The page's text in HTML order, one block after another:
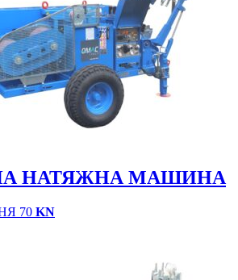
НАТЯЖНА МАШИНА
70 KN